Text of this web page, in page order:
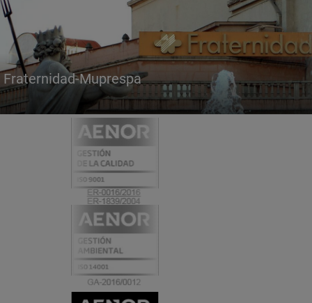
Fraternidad-Muprespa